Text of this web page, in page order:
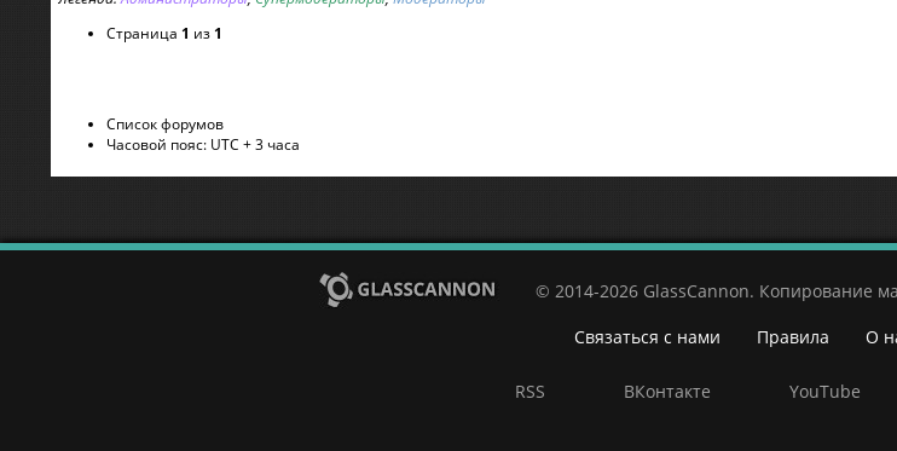
Страница 1 из 1
Список форумов
Часовой пояс: UTC + 3 часа
© 2014-2026 GlassCannon. Копирование
Связаться с нами
Правила О
RSS ВКонтакте YouTube